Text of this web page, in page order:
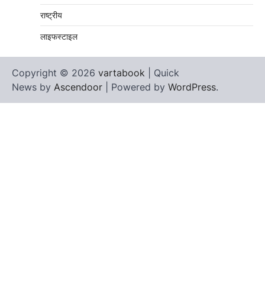
राष्ट्रीय
लाइफस्टाइल
Copyright © 2026 vartabook | Quick
News by Ascendoor | Powered by WordPress.